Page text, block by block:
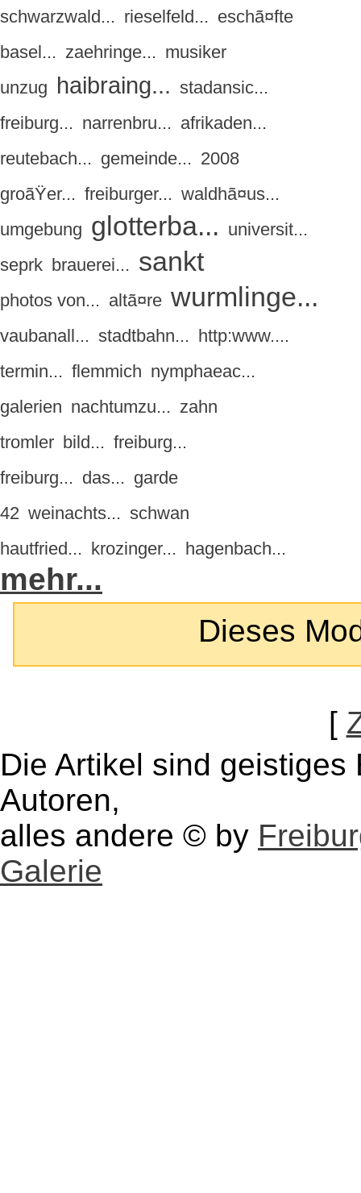
schwarzwald... rieselfeld... eschã¤fte
basel... zaehringe... musiker
unzug haibraing... stadansic...
freiburg... narrenbru... afrikaden...
reutebach... gemeinde... 2008
groãŸer... freiburger... waldhã¤us...
umgebung glotterba... universit...
seprk brauerei... sankt
photos von... altã¤re wurmlinge...
vaubanall... stadtbahn... http:www....
termin... flemmich nymphaeac...
galerien nachtumzu... zahn
tromler bild... freiburg...
freiburg... das... garde
42 weinachts... schwan
hautfried... krozinger... hagenbach...
mehr...
Dieses
[
Die Artikel sind
Autoren,
alles andere © by
Galerie